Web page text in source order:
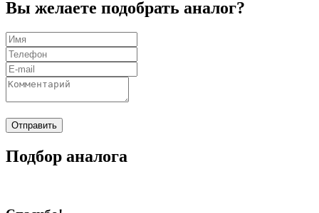
Вы желаете подобрать аналог?
Отправить
Подбор аналога